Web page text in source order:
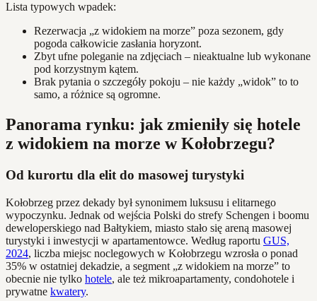
Lista typowych wpadek:
Rezerwacja „z widokiem na morze” poza sezonem, gdy
pogoda całkowicie zasłania horyzont.
Zbyt ufne poleganie na zdjęciach – nieaktualne lub wykonane
pod korzystnym kątem.
Brak pytania o szczegóły pokoju – nie każdy „widok” to to
samo, a różnice są ogromne.
Panorama rynku: jak zmieniły się hotele
z widokiem na morze w Kołobrzegu?
Od kurortu dla elit do masowej turystyki
Kołobrzeg przez dekady był synonimem luksusu i elitarnego
wypoczynku. Jednak od wejścia Polski do strefy Schengen i boomu
deweloperskiego nad Bałtykiem, miasto stało się areną masowej
turystyki i inwestycji w apartamentowce. Według raportu GUS,
2024, liczba miejsc noclegowych w Kołobrzegu wzrosła o ponad
35% w ostatniej dekadzie, a segment „z widokiem na morze” to
obecnie nie tylko hotele, ale też mikroapartamenty, condohotele i
prywatne kwatery.